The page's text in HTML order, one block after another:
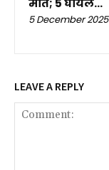
5 December 2025
LEAVE A REPLY